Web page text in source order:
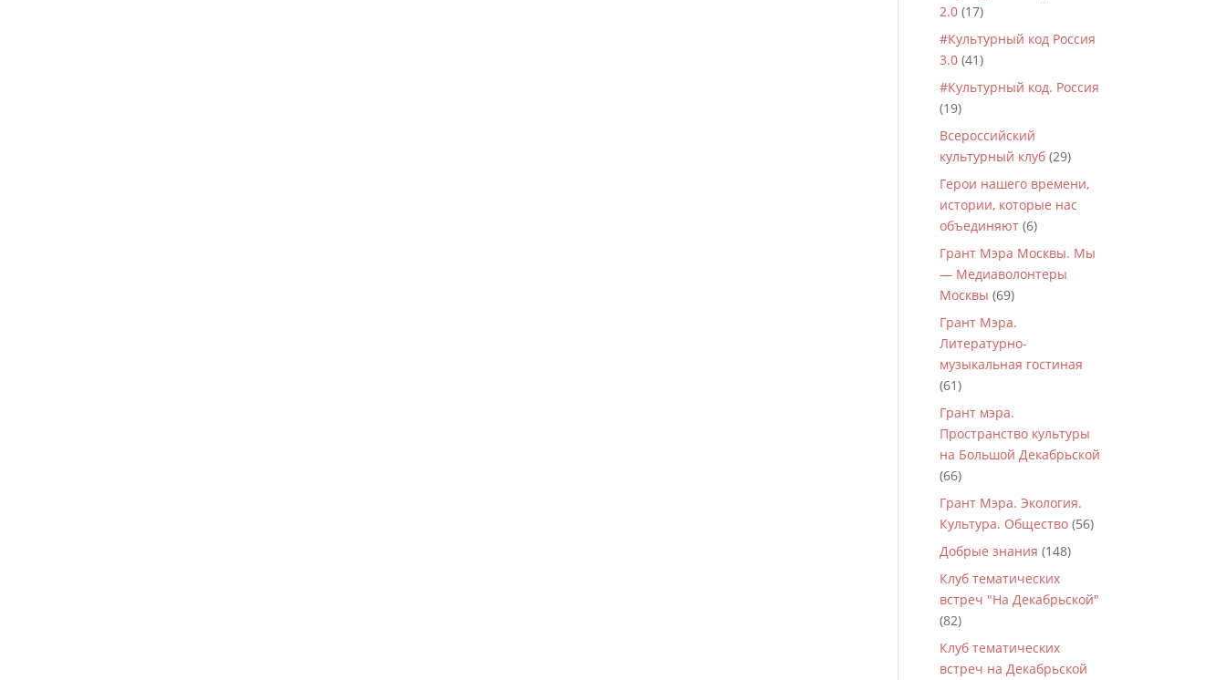
2.0 (17)
#Культурный код Россия
3.0 (41)
#Культурный код. Россия
(19)
Всероссийский
культурный клуб (29)
Герои нашего времени,
истории, которые нас
объединяют (6)
Грант Мэра Москвы. Мы
— Медиаволонтеры
Москвы (69)
Грант Мэра.
Литературно-
музыкальная гостиная
(61)
Грант мэра.
Пространство культуры
на Большой Декабрьской
(66)
Грант Мэра. Экология.
Культура. Общество (56)
Добрые знания (148)
Клуб тематических
встреч "На Декабрьской"
(82)
Клуб тематических
встреч на Декабрьской